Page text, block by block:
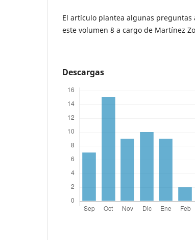
El artículo plantea algunas
este volumen 8 a cargo de Martínez
Descargas